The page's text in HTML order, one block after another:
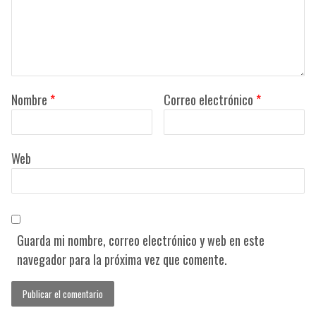
Nombre * Correo electrónico *
Web
Guarda mi nombre, correo electrónico y web en este
navegador para la próxima vez que comente.